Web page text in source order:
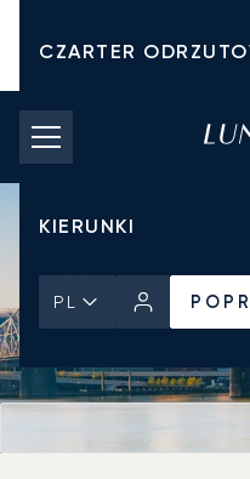
CZARTER
KOSZTY CZARTERU
PRYWATNE
KIERUNKI
PL